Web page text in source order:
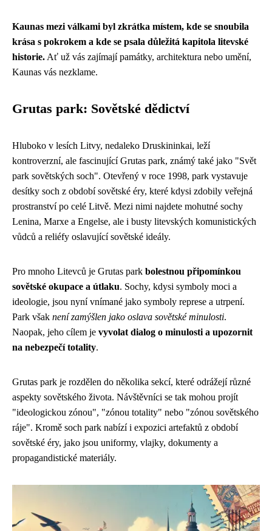
Kaunas mezi válkami byl zkrátka místem, kde se snoubila
krása s pokrokem a kde se psala důležitá kapitola litevské
historie. Ať už vás zajímají památky, architektura nebo umění,
Kaunas vás nezklame.
Grutas park: Sovětské dědictví
Hluboko v lesích Litvy, nedaleko Druskininkai, leží
kontroverzní, ale fascinující Grutas park, známý také jako "Svět
park sovětských soch". Otevřený v roce 1998, park vystavuje
desítky soch z období sovětské éry, které kdysi zdobily veřejná
prostranství po celé Litvě. Mezi nimi najdete mohutné sochy
Lenina, Marxe a Engelse, ale i busty litevských komunistických
vůdců a reliéfy oslavující sovětské ideály.
Pro mnoho Litevců je Grutas park bolestnou připomínkou
sovětské okupace a útlaku. Sochy, kdysi symboly moci a
ideologie, jsou nyní vnímané jako symboly represe a utrpení.
Park však není zamýšlen jako oslava sovětské minulosti.
Naopak, jeho cílem je vyvolat dialog o minulosti a upozornit
na nebezpečí totality.
Grutas park je rozdělen do několika sekcí, které odrážejí různé
aspekty sovětského života. Návštěvníci se tak mohou projít
"ideologickou zónou", "zónou totality" nebo "zónou sovětského
ráje". Kromě soch park nabízí i expozici artefaktů z období
sovětské éry, jako jsou uniformy, vlajky, dokumenty a
propagandistické materiály.